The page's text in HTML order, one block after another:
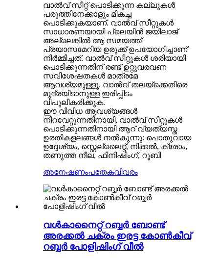
വാൽവ് സീറ്റ് പൊടിക്കുന്ന കല്ലുകൾ
പരുത്തിനേക്കാളും മികച്ച
പൊടിക്കുകയാണ്. വാൽവ് സീറ്റുകൾ
സാധാരണയായി പ്ലെയിൻ ജയിലാജ്
അല്ലെങ്കിൽ ആ സമയത്ത്
പ്രയാസമേറിയ ഉരുക്ക് ഉപയോഗിച്ചാണ്
നിർമ്മിച്ചത്. വാൽവ് സീറ്റുകൾ ശരിയായി
പൊടിക്കുന്നതിന് രണ്ട് ഉറ്റുവരവണ
സവിശേഷതകൾ മാത്രമേ
ആവശ്യമുള്ളൂ. വാൽവ് തലയ്ക്കെതിരെ
മുദ്രയിടാനുള്ള ഇരിപ്പിടം
വിപുലീകരിക്കുക.
ഈ വിവിധ ആവശ്യങ്ങൾ
നിറവേറ്റുന്നതിനായി, വാൽവ് സീറ്റുകൾ
പൊടിക്കുന്നതിനായി ആറ് വ്യത്യസ്ത
ഉരതികളലങ്ങൾ നൽകുന്നു: പൊതുവായ
ഉദ്ദേശ്യം, സ്റ്റെല്ലൈറ്റ്, നിക്കൽ, ക്രോം,
തണുത്ത നീല, ഫിനിഷിംഗ്, റൂബി
അനേഷണംപതേകവിവരം
വൾകാനൈറ്റ് റബ്ബർ ബോണ്ട്
അരക്കൽ ചക്രം ഇരട്ട കോൺകീവ്
റബ്ബർ പോളിഷിംഗ് വീൽ